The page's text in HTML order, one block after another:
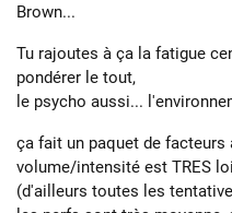
Brown...
Tu rajoutes à ça la fatigue
pondérer le tout,
le psycho aussi...
ça fait un paquet de
volume/intensité est TRES
(d'ailleurs toutes les